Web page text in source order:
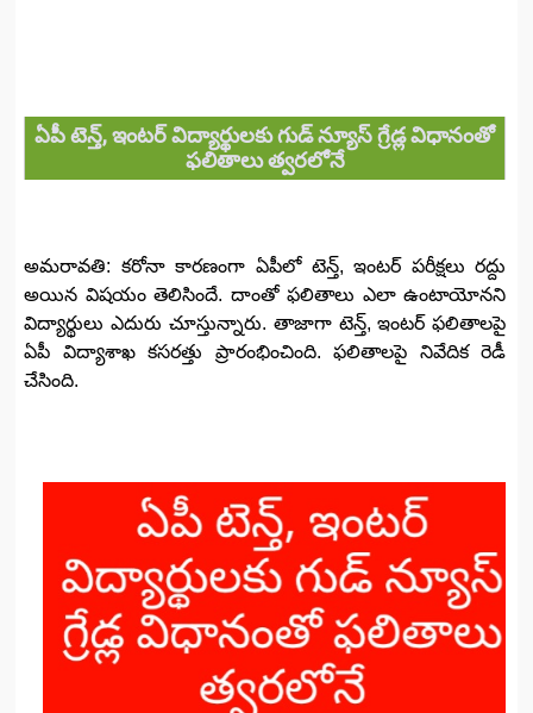
ఏపీ టెన్త్, ఇంటర్ విద్యార్థులకు గుడ్ న్యూస్ గ్రేడ్ల విధానంతో
ఫలితాలు త్వరలోనే
అమరావతి: కరోనా కారణంగా ఏపీలో టెన్త్, ఇంటర్ పరీక్షలు రద్దు
అయిన విషయం తెలిసిందే. దాంతో ఫలితాలు ఎలా ఉంటాయోనని
విద్యార్థులు ఎదురు చూస్తున్నారు. తాజాగా టెన్త్, ఇంటర్ ఫలితాలపై
ఏపీ విద్యాశాఖ కసరత్తు ప్రారంభించింది. ఫలితాలపై నివేదిక రెడీ
చేసింది.